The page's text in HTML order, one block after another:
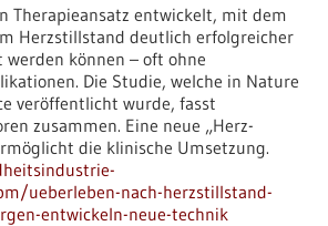
Therapieansatz entwickelt, mit dem
Herzstillstand deutlich erfolgreicher
können – oft ohne
Die Studie, welche in Nature
veröffentlicht wurde, fasst
zusammen. Eine neue „Herz-
die klinische Umsetzung.
ueberleben-nach-herzstillstand-
entwickeln-neue-technik